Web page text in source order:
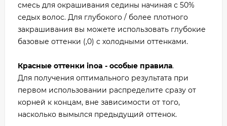
смесь для окрашивания седины начиная с 50%
седых волос. Для глубокого / более плотного
закрашивания вы можете использовать глубокие
базовые оттенки (,0) с холодными оттенками.
Красные оттенки inoa - особые правила.
Для получения оптимального результата при
первом использовании распределите сразу от
корней к концам, вне зависимости от того,
насколько вымылся предыдущий оттенок.